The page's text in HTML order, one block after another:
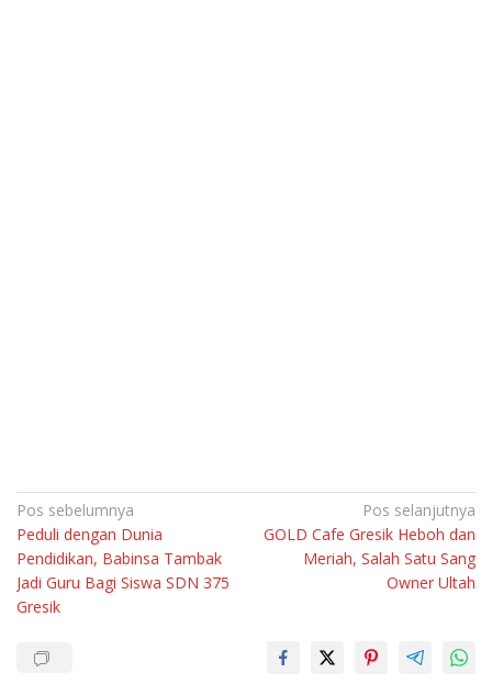
Navigasi
pos
Pos sebelumnya
Peduli dengan Dunia
Pendidikan, Babinsa Tambak
Jadi Guru Bagi Siswa SDN 375
Gresik
Pos selanjutnya
GOLD Cafe Gresik Heboh dan
Meriah, Salah Satu Sang
Owner Ultah